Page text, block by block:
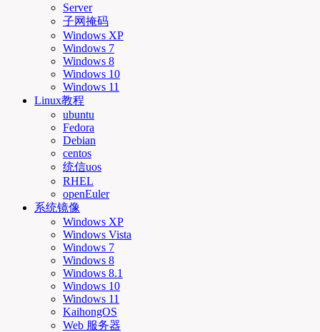
Server
子网掩码
Windows XP
Windows 7
Windows 8
Windows 10
Windows 11
Linux教程
ubuntu
Fedora
Debian
centos
统信uos
RHEL
openEuler
系统镜像
Windows XP
Windows Vista
Windows 7
Windows 8
Windows 8.1
Windows 10
Windows 11
KaihongOS
Web 服务器